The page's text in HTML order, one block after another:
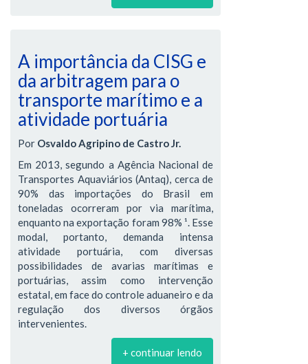
A importância da CISG e
da arbitragem para o
transporte marítimo e a
atividade portuária
Por Osvaldo Agripino de Castro Jr.
Em 2013, segundo a Agência Nacional de
Transportes Aquaviários (Antaq), cerca de
90% das importações do Brasil em
toneladas ocorreram por via marítima,
enquanto na exportação foram 98% ¹. Esse
modal, portanto, demanda intensa
atividade portuária, com diversas
possibilidades de avarias marítimas e
portuárias, assim como intervenção
estatal, em face do controle aduaneiro e da
regulação dos diversos órgãos
intervenientes.
+ continuar lendo